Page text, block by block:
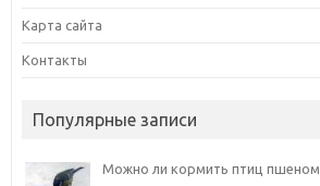
Карта сайта
Контакты
Популярные записи
Можно ли кормить птиц пшеном